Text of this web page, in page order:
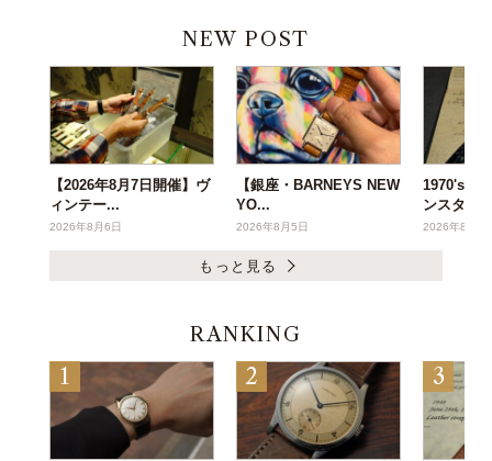
NEW POST
【2026年8月7日開催】ヴ
ィンテー...
2026年8月6日
【銀座・BARNEYS NEW
YO...
2026年8月5日
1970's ヴ
ンスタ...
2026年8月3
もっと見る
RANKING